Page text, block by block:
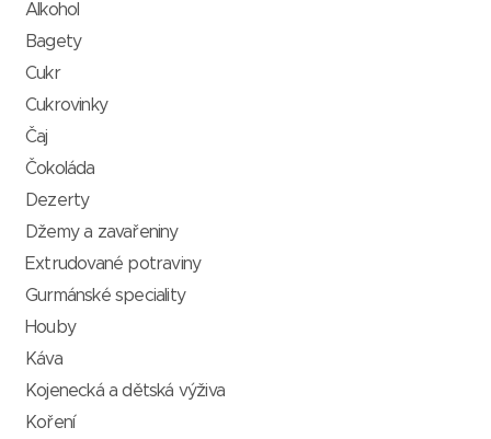
Alkohol
Bagety
Cukr
Cukrovinky
Čaj
Čokoláda
Dezerty
Džemy a zavařeniny
Extrudované potraviny
Gurmánské speciality
Houby
Káva
Kojenecká a dětská výživa
Koření